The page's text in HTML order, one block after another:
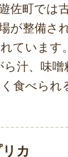
佐町では
が整備さ
ています
汁、味
食べられ
カ